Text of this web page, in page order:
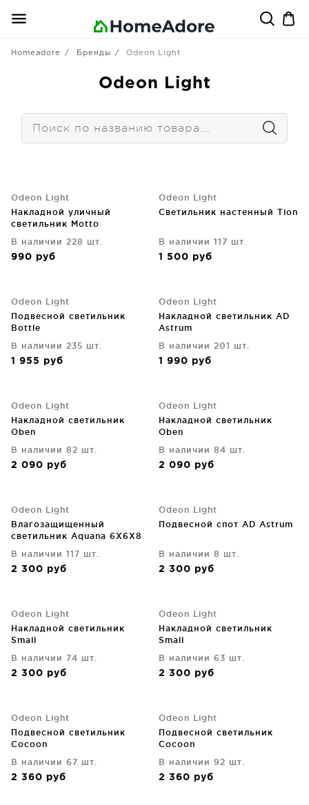
Homeadore Бренды Odeon Light
Odeon Light
Odeon Light
Накладной уличный
светильник Motto
В наличии 228 шт.
990 руб
Odeon Light
Светильник настенный Tion
В наличии 117 шт.
1 500 руб
Odeon Light
Подвесной светильник
Bottle
В наличии 235 шт.
1 955 руб
Odeon Light
Накладной светильник AD
Astrum
В наличии 201 шт.
1 990 руб
Odeon Light
Накладной светильник
Oben
В наличии 82 шт.
2 090 руб
Odeon Light
Накладной светильник
Oben
В наличии 84 шт.
2 090 руб
Odeon Light
Влагозащищенный
светильник Aquana 6X6X8
В наличии 117 шт.
2 300 руб
Odeon Light
Подвесной спот AD Astrum
В наличии 8 шт.
2 300 руб
Odeon Light
Накладной светильник
Small
В наличии 74 шт.
2 300 руб
Odeon Light
Накладной светильник
Small
В наличии 63 шт.
2 300 руб
Odeon Light
Подвесной светильник
Cocoon
В наличии 67 шт.
2 360 руб
Odeon Light
Подвесной светильник
Cocoon
В наличии 92 шт.
2 360 руб